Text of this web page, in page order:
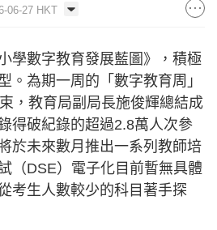
06-27 HKT
學數字教育發展藍圖》，積極
。為期一周的「數字教育周」
，教育局副局長施俊輝總結成
得破紀錄的超過2.8萬人次參
於未來數月推出一系列教師培
（DSE）電子化目前暫無具體
考生人數較少的科目著手探